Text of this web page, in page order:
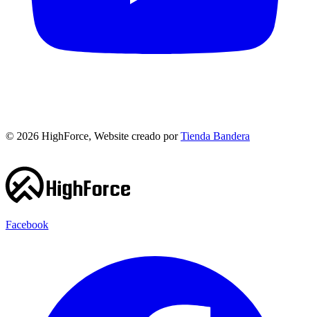
© 2026 HighForce, Website creado por Tienda Bandera
Facebook